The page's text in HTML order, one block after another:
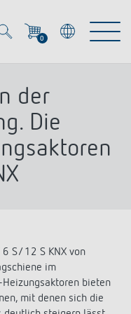
0
der
Die
S/ 12 S KNX von
im
bieten
mit denen sich die